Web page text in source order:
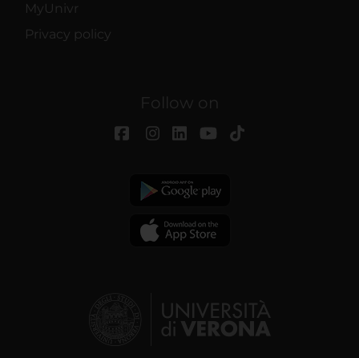
MyUnivr
Privacy policy
Follow on